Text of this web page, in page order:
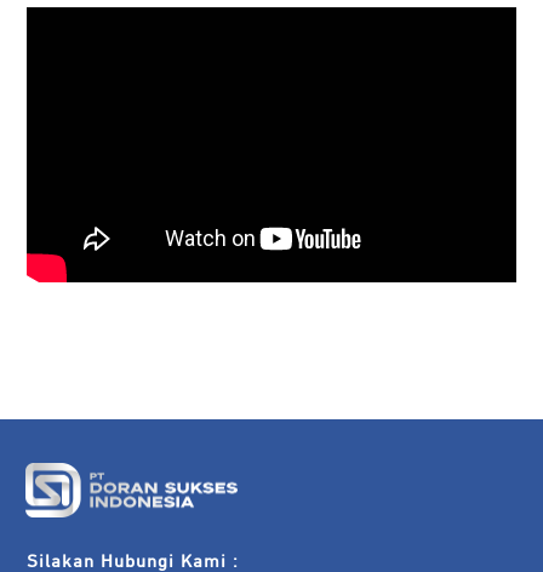
Silakan Hubungi Kami :